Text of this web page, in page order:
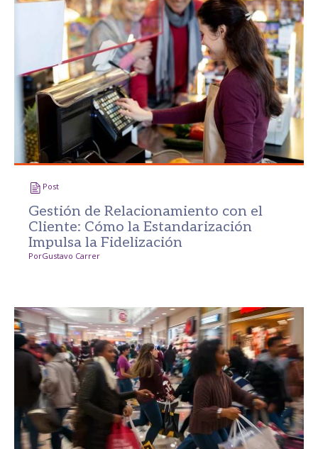
Post
Gestión de Relacionamiento con el
Cliente: Cómo la Estandarización
Impulsa la Fidelización
PorGustavo Carrer